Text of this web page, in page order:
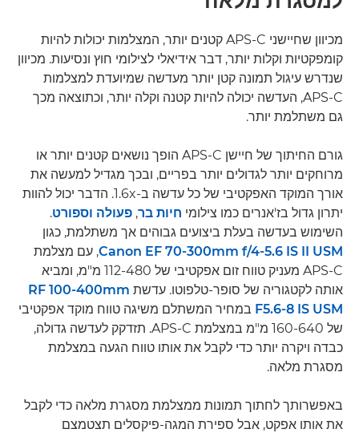
מכיוון שחיישני APS-C קטנים יותר, המצלמות יכולות להיות
קומפקטיות וקלות יותר, דבר אידיאלי לצילומי חוץ ונסיעות. מכיוון
שנדרש עיגול תמונה קטן יותר מעדשה שמיועדת למצלמות
APS-C, העדשה יכולה להיות קטנה וקלה יותר, וכתוצאה מכך
גם משתלמת יותר.
גורם החיתוך של חיישן APS-C הופך נושאים קטנים יותר או
מרוחקים יותר לגדולים יותר בפריים, ובכך מגדיל למעשה את
אורך המוקד האפקטיבי של כל עדשה ב-1.6x. הדבר יכול להוות
יתרון גדול בז'אנרים כמו צילומי חיות בר, פעולה וספורט.
השימוש בעדשה בעלת ביצועים גבוהים אך משתלמת, כגון
Canon EF 70-300mm f/4-5.6 IS II USM, עם מצלמת
APS-C מעניק טווח זום אפקטיבי של 112-480 מ"מ, ומביא
אותה לקטגוריה של סופר-טלפוטו. עדשת RF 100-400mm
F5.6-8 IS USM במחיר המשתלם משיגה טווח מוקד אפקטיבי
של 160-640 מ"מ במצלמת APS-C. תזדקק לעדשה גדולה,
כבדה ויקרה יותר כדי לקבל את אותו טווח הגעה במצלמת
מסגרת מלאה.
באפשרותך לחתוך תמונות ממצלמת מסגרת מלאה כדי לקבל
את אותו אפקט, אבל ספירת המגה-פיקסלים תצטמצם